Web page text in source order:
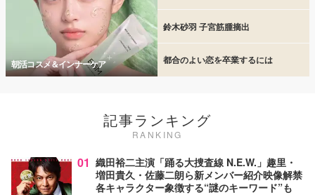
朝活コスメ＆インナーケア
鈴木砂羽 子宮筋腫摘出
都合のよい恋を卒業するには
記事ランキング
RANKING
01 織田裕二主演「踊る大捜査線 N.E.W.」趣里・
増田貴久・佐藤二朗ら新メンバー紹介映像解禁
各キャラクター象徴する“謎のキーワード”も